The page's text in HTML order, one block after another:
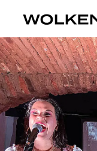
Theater
Fluid
Visible